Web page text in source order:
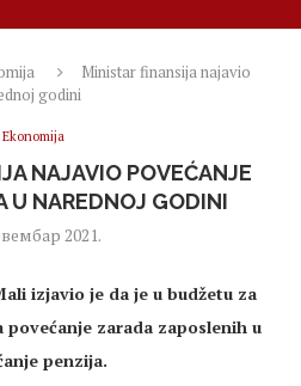
Ministar finansija najavio
godini
Ekonomija
NAJAVIO POVEĆANJE
U NAREDNOJ GODINI
2021.
izjavio je da je u budžetu za
zarada zaposlenih u
penzija.